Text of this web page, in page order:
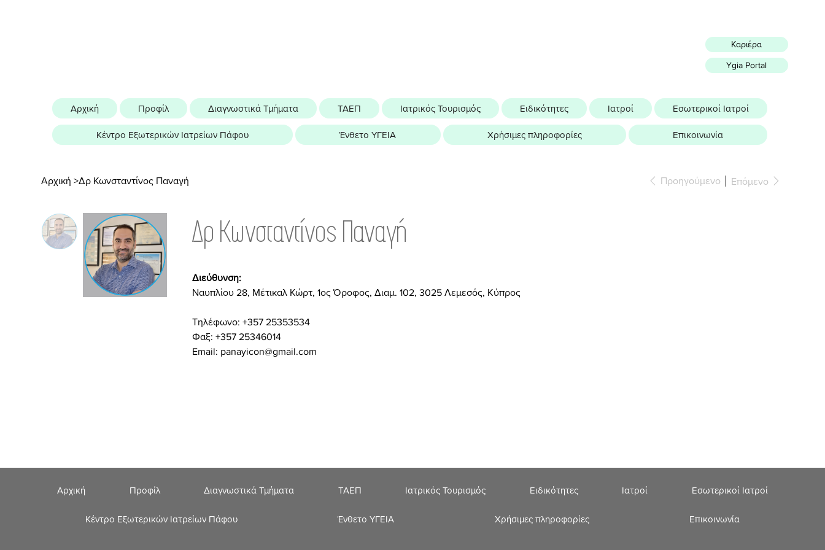
Καριέρα
Ygia Portal
Αρχική Προφίλ Διαγνωστικά Τμήματα ΤΑΕΠ Ιατρικός Τουρισμός Ειδικότητες Ιατροί Εσωτερικοί Ιατροί
Κέντρο Εξωτερικών Ιατρείων Πάφου Ένθετο ΥΓΕΙΑ Χρήσιμες πληροφορίες Επικοινωνία
Αρχική >Δρ Κωνσταντίνος Παναγή Προηγούμενο Επόμενο
Δρ Κωνσταντίνος Παναγή
Διεύθυνση:
Ναυπλίου 28, Μέτικαλ Κώρτ, 1ος Όροφος, Διαμ. 102, 3025 Λεμεσός, Κύπρος
Τηλέφωνο: +357 25353534
Φαξ: +357 25346014
Email: panayicon@gmail.com
Αρχική Προφίλ Διαγνωστικά Τμήματα ΤΑΕΠ Ιατρικός Τουρισμός Ειδικότητες Ιατροί Εσωτερικοί Ιατροί
Κέντρο Εξωτερικών Ιατρείων Πάφου Ένθετο ΥΓΕΙΑ Χρήσιμες πληροφορίες Επικοινωνία